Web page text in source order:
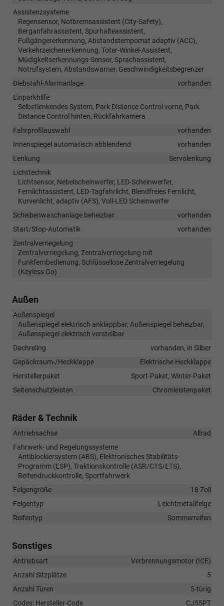
Assistenzsysteme
Regensensor, Notbremsassistent (City-Safety),
Berganfahrassistent, Spurhalteassistent,
Fußgängererkennung, Abstandstempomat adaptiv (ACC),
Verkehrzeichenerkennung, Toter-Winkel-Assistent,
Müdigkeitserkennungs-Sensor, Sprachassistent,
Notrufsystem, Abstandswarner, Geschwindigkeitsbegrenzer
Diebstahl-Alarmanlage
vorhanden
Einparkhilfe
Selbstlenkendes System, Park Distance Control vorne, Park
Distance Control hinten, Rückfahrkamera
Fahrprofilauswahl
vorhanden
Innenspiegel automatisch abblendend
vorhanden
Lenkung
Servolenkung
Lichttechnik
Lichtsensor, Nebelscheinwerfer, LED-Scheinwerfer,
Fernlichtassistent, LED-Tagfahrlicht, Blendfreies Fernlicht,
Kurvenlicht, adaptiv (AFS), Voll-LED Scheinwerfer
Scheibenwaschanlage beheizbar
vorhanden
Start/Stop-Automatik
vorhanden
Zentralverriegelung
Zentralverriegelung, Zentralverriegelung mit
Funkfernbedienung, Schlüssellose Zentralverriegelung
(Keyless Go)
Außen
Außenspiegel
Außenspiegel elektrisch anklappbar, Außenspiegel beheizbar,
Außenspiegel elektrisch verstellbar
Dachreling
vorhanden, in Silber
Gepäckraum-/Heckklappe
Elektrische Heckklappe
Herstellerpaket
Sport-Paket, Winter-Paket
Seitenschutzleisten
Chromleistenpaket
Räder & Technik
Antriebsachse
Allrad
Fahrwerk- und Regelungssysteme
Antiblockiersystem (ABS), Elektronisches Stabilitäts-
Programm (ESP), Traktionskontrolle (ASR/CTS/ETS),
Reifendruckkontrolle, Sportfahrwerk
Felgengröße
18 Zoll
Felgentyp
Leichtmetallfelge
Reifentyp
Sommerreifen
Sonstiges
Antriebsart
Verbrennungsmotor (ICE)
Anzahl Sitzplätze
5
Anzahl Türen
5-türig
Codes: Hersteller-Code
CJ55PT